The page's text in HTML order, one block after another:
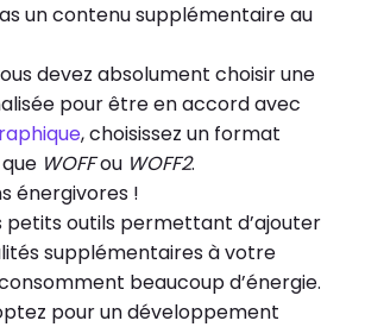
un contenu supplémentaire au
devez absolument choisir une
pour être en accord avec
, choisissez un format
WOFFou WOFF2.
énergivores !
petits outils permettant d’ajouter
supplémentaires à votre
beaucoup d’énergie.
pour un développement